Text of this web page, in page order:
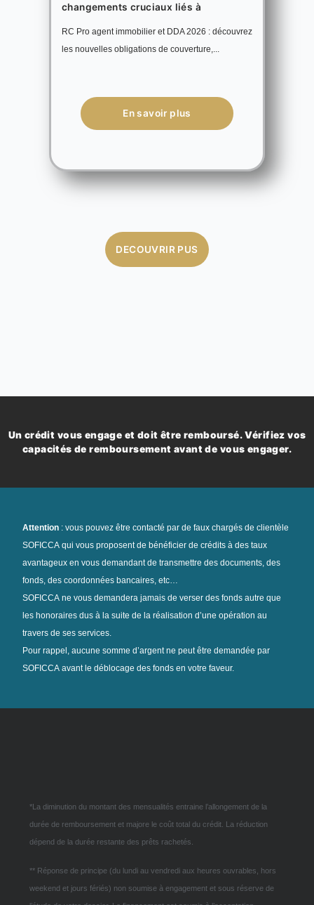
changements cruciaux liés à
RC Pro agent immobilier et DDA 2026 : découvrez
les nouvelles obligations de couverture,...
En savoir plus
DECOUVRIR PUS
Un crédit vous engage et doit être remboursé. Vérifiez vos
capacités de remboursement avant de vous engager.
Attention : vous pouvez être contacté par de faux chargés de clientèle
SOFICCA qui vous proposent de bénéficier de crédits à des taux
avantageux en vous demandant de transmettre des documents, des
fonds, des coordonnées bancaires, etc…
SOFICCA ne vous demandera jamais de verser des fonds autre que
les honoraires dus à la suite de la réalisation d’une opération au
travers de ses services.
Pour rappel, aucune somme d’argent ne peut être demandée par
SOFICCA avant le déblocage des fonds en votre faveur.
*La diminution du montant des mensualités entraine l’allongement de la
durée de remboursement et majore le coût total du crédit. La réduction
dépend de la durée restante des prêts rachetés.
** Réponse de principe (du lundi au vendredi aux heures ouvrables, hors
weekend et jours fériés) non soumise à engagement et sous réserve de